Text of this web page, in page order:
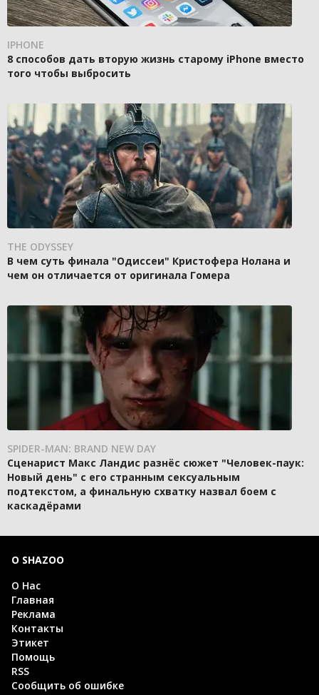
IPHONE
8 способов дать вторую жизнь старому iPhone вместо
того чтобы выбросить
THE ODYSSEY
В чем суть финала "Одиссеи" Кристофера Нолана и
чем он отличается от оригинала Гомера
SPIDER-MAN: BRAND NEW DAY
Сценарист Макс Ландис разнёс сюжет "Человек-паук:
Новый день" с его странным сексуальным
подтекстом, а финальную схватку назвал боем с
каскадёрами
О SHAZOO
О Нас
Главная
Реклама
Контакты
Этикет
Помощь
RSS
Сообщить об ошибке